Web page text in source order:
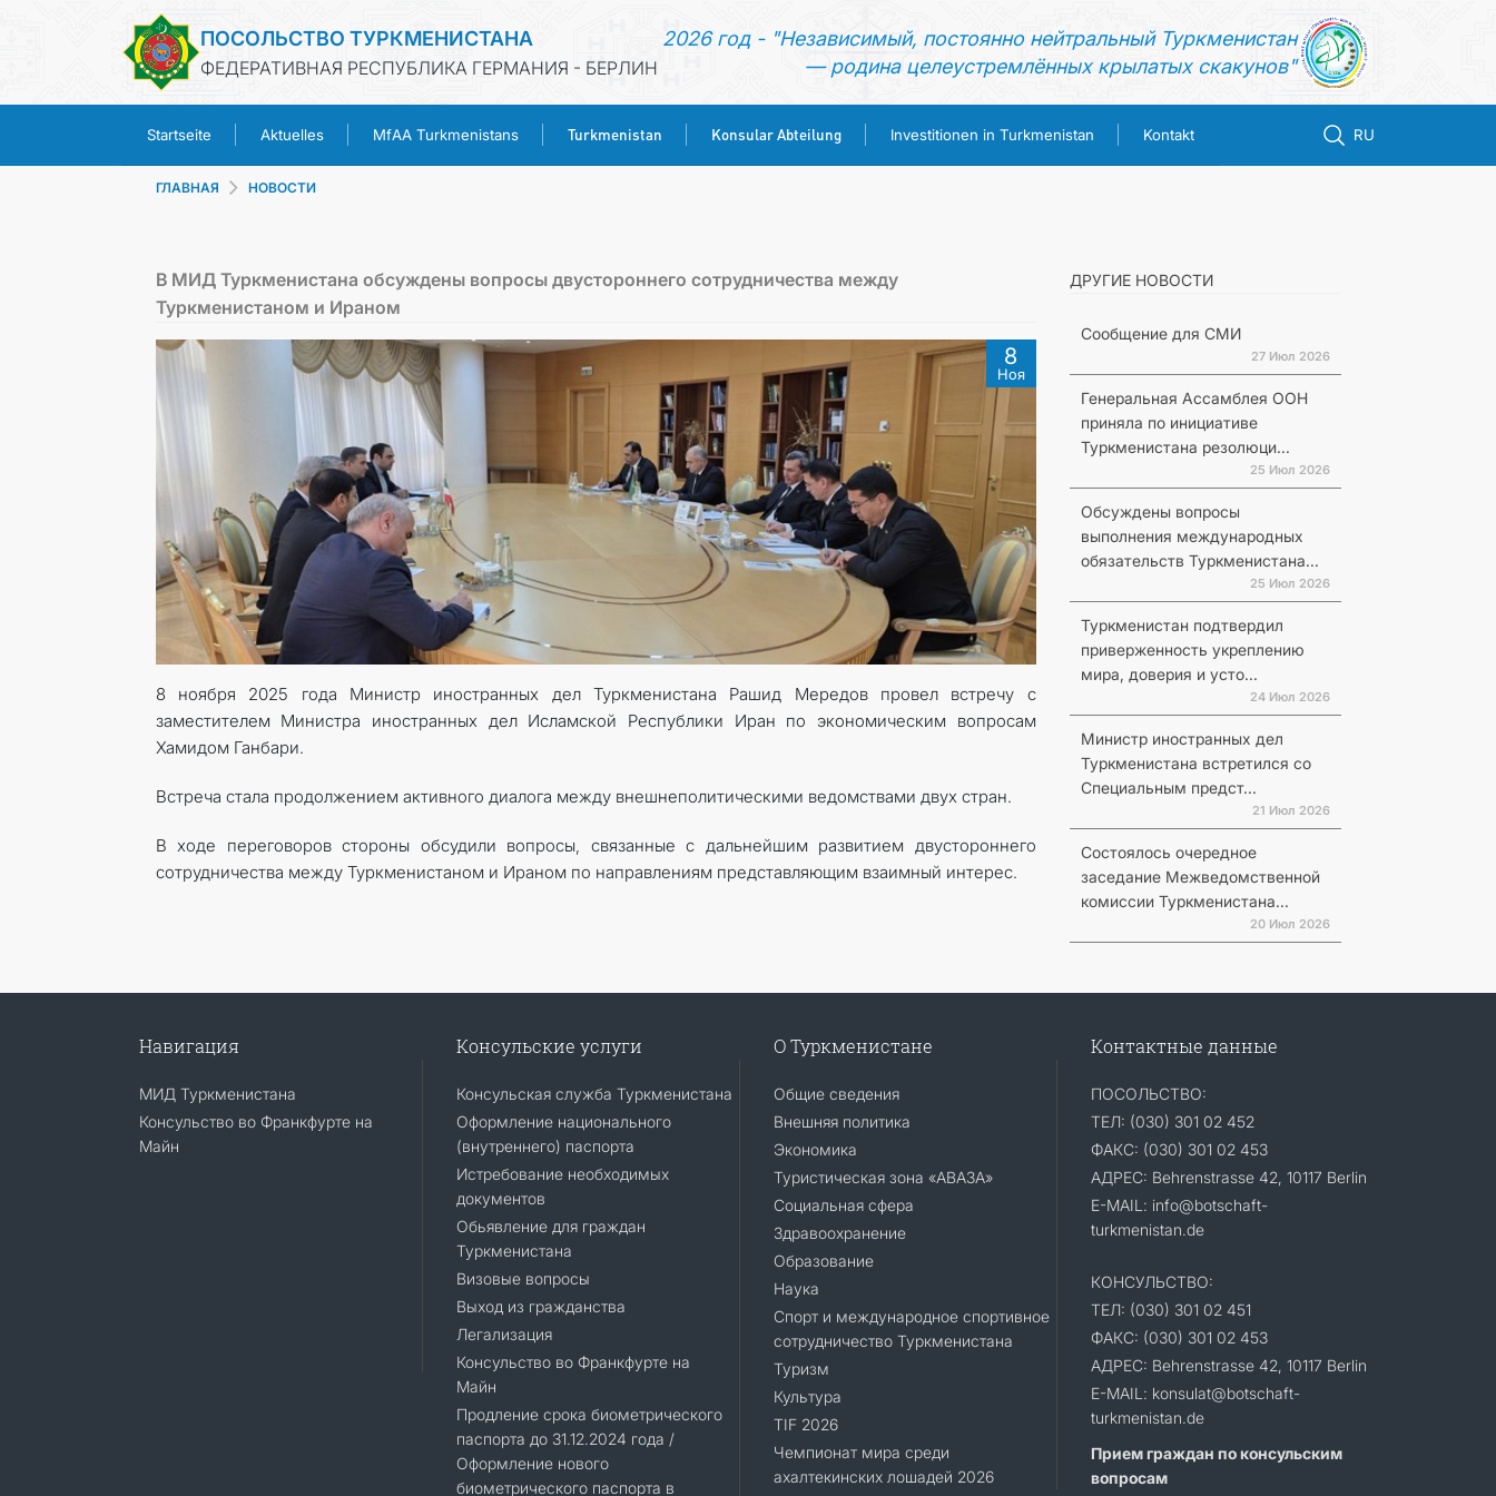
ПОСОЛЬСТВО ТУРКМЕНИСТАНА
ФЕДЕРАТИВНАЯ РЕСПУБЛИКА ГЕРМАНИЯ - БЕРЛИН
2026 год - "Независимый, постоянно нейтральный Туркменистан
— родина целеустремлённых крылатых скакунов"
Startseite Aktuelles MfAA Turkmenistans Turkmenistan Konsular Abteilung Investitionen in Turkmenistan Kontakt RU
TURKMENISTAN
KONSULAR ABTEILUNG
INVESTITIONEN IN TURKMENISTAN
KONTAKT
ГЛАВНАЯ НОВОСТИ
В МИД Туркменистана обсуждены вопросы двустороннего сотрудничества между
Туркменистаном и Ираном
8
Ноя
8 ноября 2025 года Министр иностранных дел Туркменистана Рашид Мередов провел встречу с
заместителем Министра иностранных дел Исламской Республики Иран по экономическим вопросам
Хамидом Ганбари.
Встреча стала продолжением активного диалога между внешнеполитическими ведомствами двух стран.
В ходе переговоров стороны обсудили вопросы, связанные с дальнейшим развитием двустороннего
сотрудничества между Туркменистаном и Ираном по направлениям представляющим взаимный интерес.
ДРУГИЕ НОВОСТИ
Сообщение для СМИ
27 Июл 2026
Генеральная Ассамблея ООН
приняла по инициативе
Туркменистана резолюци...
25 Июл 2026
Обсуждены вопросы
выполнения международных
обязательств Туркменистана...
25 Июл 2026
Туркменистан подтвердил
приверженность укреплению
мира, доверия и усто...
24 Июл 2026
Министр иностранных дел
Туркменистана встретился со
Специальным предст...
21 Июл 2026
Состоялось очередное
заседание Межведомственной
комиссии Туркменистана...
20 Июл 2026
Навигация
МИД Туркменистана
Консульство во Франкфурте на
Майн
Консульские услуги
Консульская служба Туркменистана
Оформление национального
(внутреннего) паспорта
Истребование необходимых
документов
Обьявление для граждан
Туркменистана
Визовые вопросы
Выход из гражданства
Легализация
Консульство во Франкфурте на
Майн
Продление срока биометрического
паспорта до 31.12.2024 года /
Оформление нового
биометрического паспорта в
О Туркменистане
Общие сведения
Внешняя политика
Экономика
Туристическая зона «АВАЗА»
Социальная сфера
Здравоохранение
Образование
Наука
Спорт и международное спортивное
сотрудничество Туркменистана
Туризм
Культура
TIF 2026
Чемпионат мира среди
ахалтекинских лошадей 2026
Контактные данные
ПОСОЛЬСТВО:
ТЕЛ: (030) 301 02 452
ФАКС: (030) 301 02 453
АДРЕС: Behrenstrasse 42, 10117 Berlin
E-MAIL: info@botschaft-
turkmenistan.de
КОНСУЛЬСТВО:
ТЕЛ: (030) 301 02 451
ФАКС: (030) 301 02 453
АДРЕС: Behrenstrasse 42, 10117 Berlin
E-MAIL: konsulat@botschaft-
turkmenistan.de
Прием граждан по консульским
вопросам